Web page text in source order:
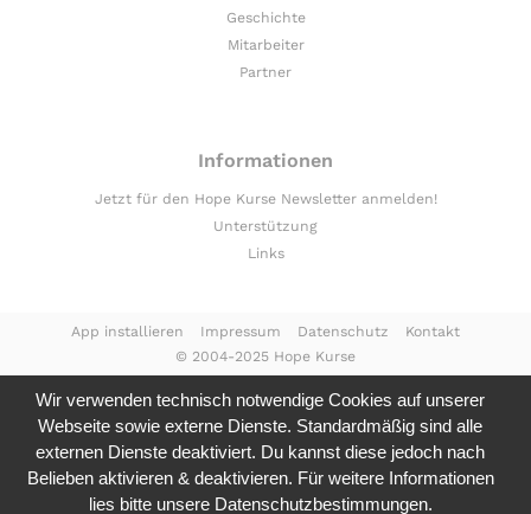
Geschichte
Mitarbeiter
Partner
Informationen
Jetzt für den Hope Kurse Newsletter anmelden!
Unterstützung
Links
© 2004-2025 Hope Kurse
App installieren Impressum Datenschutz Kontakt
Wir verwenden technisch notwendige Cookies auf unserer
Webseite sowie externe Dienste. Standardmäßig sind alle
externen Dienste deaktiviert. Du kannst diese jedoch nach
Belieben aktivieren & deaktivieren. Für weitere Informationen
lies bitte unsere Datenschutzbestimmungen.